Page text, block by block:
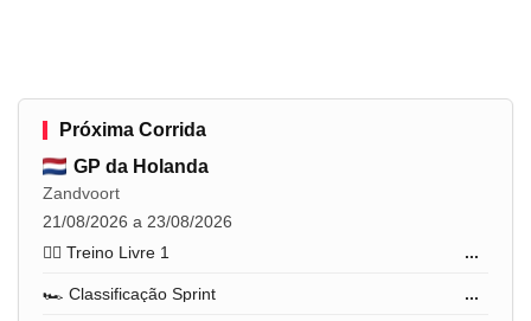
Próxima Corrida
GP da Holanda
Zandvoort
21/08/2026 a 23/08/2026
🏋️‍♂️ Treino Livre 1
...
🏎️ Classificação Sprint ...